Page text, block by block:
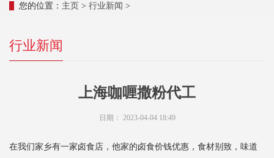
您的位置： 主页 > 行业新闻 >
行业新闻
上海咖喱撒粉代工
日期： 2023-04-04 18:49
在我们家乡有一家卤食店，他家的卤食价钱优惠，食材别致，味道